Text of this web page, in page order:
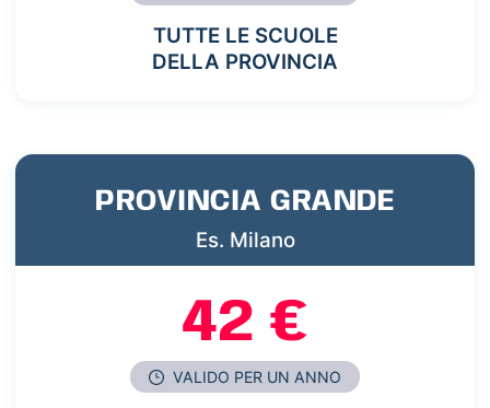
TUTTE LE SCUOLE
DELLA PROVINCIA
PROVINCIA GRANDE
Es. Milano
42 €
VALIDO PER UN ANNO